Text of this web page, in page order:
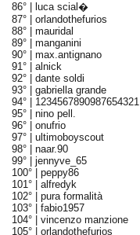
86° |
luca scial�
87° | orlandothefurios
88° | mauridal
89° | manganini
90° | max.antignano
91° | alnick
92° | dante soldi
93° | gabriella grande
94° | 1234567890987654321
95° | nino pell.
96° | onufrio
97° | ultimoboyscout
98° | naar.90
99° | jennyve_65
100° | peppy86
101° | alfredyk
102° | pura formalità
103° | fabio1957
104° | vincenzo manzione
105° | orlandothefurios